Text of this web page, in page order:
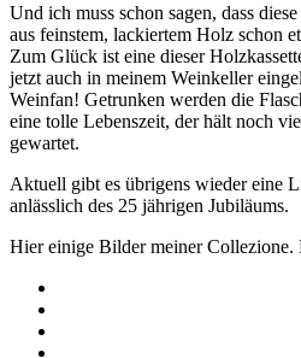
Und ich muss schon sagen, dass
aus feinstem, lackiertem Holz schon
Zum Glück ist eine dieser
jetzt auch in meinem Weinkeller
Weinfan! Getrunken werden die
eine tolle Lebenszeit, der hält noch
gewartet.
Aktuell gibt es übrigens wieder eine
anlässlich des 25 jährigen Jubiläums.
Hier einige Bilder meiner Collezione.